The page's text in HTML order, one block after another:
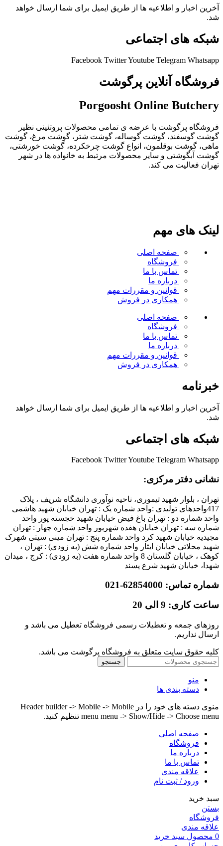
آخرین اخبار و اطلاعیه ها از طریق ایمیل برای شما ارسال خواهد
شد.
شبکه های اجتماعی
Facebook TwitterYoutube Telegram Whatsapp
فروشگاه آنلاین پرگوشت
Porgoosht Online Butchery
فروشگاه پرگوشت با عرضه ی تمامی محصولات پروتئینی نظیر
گوشت گوسفند، گوشت گوساله، گوشت شتر، گوشت مرغ، گوشت
ماهی، گوشت بوقلمون، انواع گوشت چرخکرده، گوشت خورشتی،
گوشت آبگوشتی و سایر محصولات مرتبط به خانواده ها در شهر
تهران فعالیت می کند.
لینک های مهم
صفحه اصلی
فروشگاه
تماس با ما
درباره ما
قوانین و مقررات مهم
همکاری در فروش
صفحه اصلی
فروشگاه
تماس با ما
درباره ما
قوانین و مقررات مهم
همکاری در فروش
خبرنامه
آخرین اخبار و اطلاعیه ها از طریق ایمیل برای شما ارسال خواهد
شد.
شبکه های اجتماعی
Facebook TwitterYoutube Telegram Whatsapp
نشانی دفتر مرکزی:
تهران ، بلوار شهید تیموری، ناحیه نوآوری دانشگاه شریف ، پلاک
417واحدهای تولیدی :واحد شماره یک : تهران خیابان شهید هاشمی
واحد شماره دو : تهران باغ فیض خیابان شهید خجسته پور واحد
شماره سه : تهران خیابان هفده شهریور واحد شماره چهار : تهران
مجیدیه خیابان شهید کرد واحد شماره پنج : تهران مینی سیتی شهرک
شهید محلاتی خیابان ایثار واحد شماره شش (به زودی) : تهران ،
کوهک ، خیابان گلستان 8 واحد شماره هفت (به زودی) : کرج ، میدان
شهدا، خیابان شهید شرع پسند
شماره تماس: 62854000-021
ساعت کاری: 9 الی 20
روزهای جمعه و تعطیلات رسمی فروشگاه تعطیل می باشد و
ارسال نداریم.
کلیه حقوق سایت متعلق به فروشگاه پرگوشت می باشد.
جستجو
منو
دسته بندی ها
منوی دسته های خود را در Header builder -> Mobile -> Mobile
menu menu -> Show/Hide -> Choose menu تنظیم کنید.
صفحه اصلی
فروشگاه
درباره ما
تماس با ما
علاقه مندی
ورود / ثبت نام
سبد خرید
بستن
فروشگاه
علاقه مندی
0 محصول سبد خرید